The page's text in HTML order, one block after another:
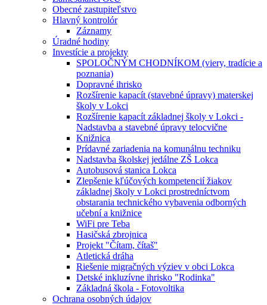
Obecné zastupiteľstvo
Hlavný kontrolór
Záznamy
Úradné hodiny
Investície a projekty
SPOLOČNÝM CHODNÍKOM (viery, tradície a
poznania)
Dopravné ihrisko
Rozšírenie kapacít (stavebné úpravy) materskej
školy v Lokci
Rozšírenie kapacít základnej školy v Lokci -
Nadstavba a stavebné úpravy telocvične
Knižnica
Prídavné zariadenia na komunálnu techniku
Nadstavba školskej jedálne ZŠ Lokca
Autobusová stanica Lokca
Zlepšenie kľúčových kompetencií žiakov
základnej školy v Lokci prostredníctvom
obstarania technického vybavenia odborných
učební a knižnice
WiFi pre Teba
Hasičská zbrojnica
Projekt "Čítam, čítaš"
Atletická dráha
Riešenie migračných výziev v obci Lokca
Detské inkluzívne ihrisko "Rodinka"
Základná škola - Fotovoltika
Ochrana osobných údajov